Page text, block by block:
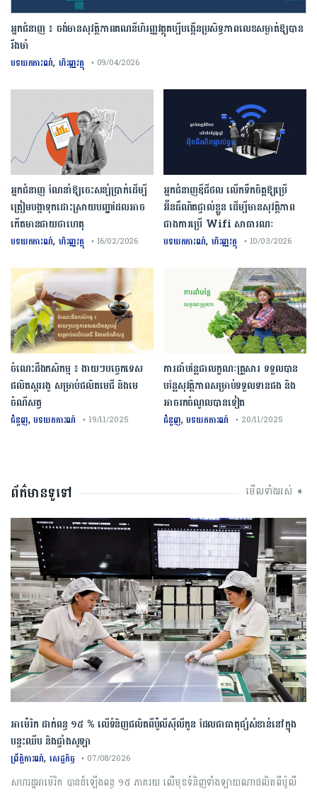
អ្នកជំនាញ ៖ ចង់មានសុវត្ថិភាពគណនីហិរញ្ញវត្ថុគប្បីបង្កើនប្រសិទ្ធភាពលេខសម្ងាត់ឱ្យបាន
រឹងមាំ
បទយកការណ៍, ហិរញ្ញវត្ថុ • 09/04/2026
អ្នកជំនាញឌីជីថល លើកទឹកចិត្តឱ្យប្រើ
អ៊ីនធឺណិតផ្ទាល់ខ្លួន ដើម្បីមានសុវត្ថិភាព
ជាងការប្រើ Wifi​ សាធារណៈ
បទយកការណ៍, ហិរញ្ញវត្ថុ • 10/03/2026
អ្នកជំនាញ ណែនាំឱ្យចេះសន្សំប្រាក់ដើម្បី
ត្រៀមបង្កាទុកដោះស្រាយបញ្ហាដែលអាច
កើតមានជាយថាហេតុ
បទយកការណ៍, ហិរញ្ញវត្ថុ • 16/02/2026
ការដាំបន្លែជាលក្ខណៈគ្រួសារ ទទួលបាន
បន្លែសុវត្ថិភាពសម្រាប់ទទួលទានផង និង
អាចរកចំណូលបានទៀត
ជំនួញ,បទយកការណ៍ • 20/11/2025
ចំណេះដឹងកសិកម្ម ៖ ងាយៗបច្ចេកទេស
ផលិតស្កររងូ សម្រាប់ផលិតមេជី និងមេ
ចំណីសត្វ
ជំនួញ,បទយកការណ៍ • 19/11/2025
ព័ត៌មានទូទៅ មើលទាំងអស់ ➧
អាម៉េរិក ដាក់ពន្ធ ១៥ % លើទំនិញផលិតពីប៉ូលីស៊ីលីកូន ដែលជាធាតុផ្សំសំខាន់នៅក្នុង
បន្ទះឈីប និងផ្ទាំងសូឡា
ព្រឹត្តិការណ៍, សេដ្ឋកិច្ច • 07/08/2026
សហរដ្ឋអាម៉េរិក បានដំឡើងពន្ធ ១៥ ភាគរយ លើមុខទំនិញទាំងឡាយណាផលិតពីប៉ូលី